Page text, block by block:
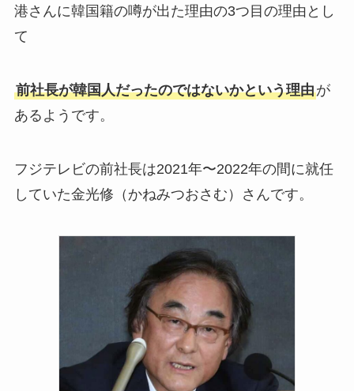
港さんに韓国籍の噂が出た理由の3つ目の理由とし
て
前社長が韓国人だったのではないかという理由が
あるようです。
フジテレビの前社長は2021年〜2022年の間に就任
していた金光修（かねみつおさむ）さんです。